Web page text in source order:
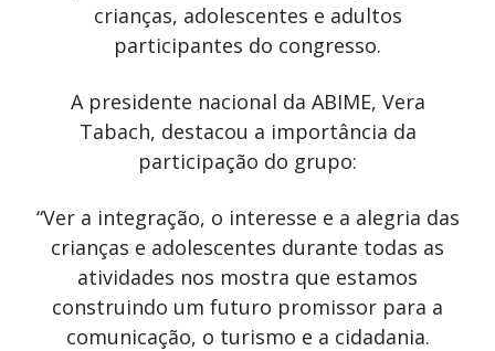
crianças, adolescentes e adultos
participantes do congresso.
A presidente nacional da ABIME, Vera
Tabach, destacou a importância da
participação do grupo:
“Ver a integração, o interesse e a alegria das
crianças e adolescentes durante todas as
atividades nos mostra que estamos
construindo um futuro promissor para a
comunicação, o turismo e a cidadania.